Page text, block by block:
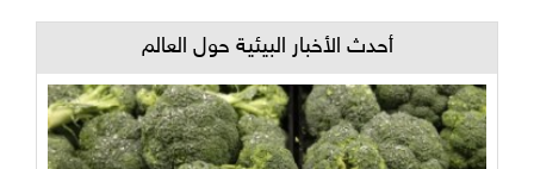
أحدث الأخبار البيئية حول العالم